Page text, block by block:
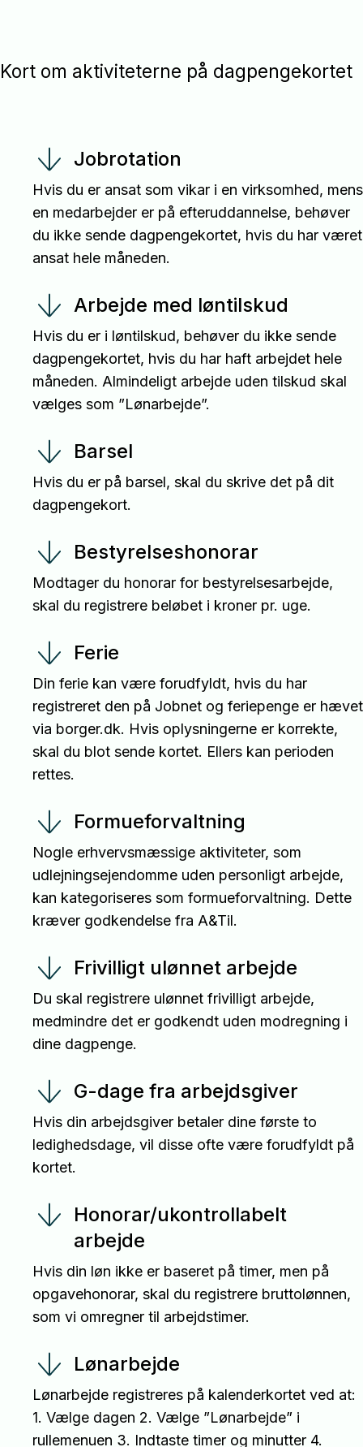
Kort om aktiviteterne på dagpengekortet
Jobrotation
Hvis du er ansat som vikar i en virksomhed, mens
en medarbejder er på efteruddannelse, behøver
du ikke sende dagpengekortet, hvis du har været
ansat hele måneden.
Arbejde med løntilskud
Hvis du er i løntilskud, behøver du ikke sende
dagpengekortet, hvis du har haft arbejdet hele
måneden. Almindeligt arbejde uden tilskud skal
vælges som ”Lønarbejde”.
Barsel
Hvis du er på barsel, skal du skrive det på dit
dagpengekort.
Bestyrelseshonorar
Modtager du honorar for bestyrelsesarbejde,
skal du registrere beløbet i kroner pr. uge.
Ferie
Din ferie kan være forudfyldt, hvis du har
registreret den på Jobnet og feriepenge er hævet
via borger.dk. Hvis oplysningerne er korrekte,
skal du blot sende kortet. Ellers kan perioden
rettes.
Formueforvaltning
Nogle erhvervsmæssige aktiviteter, som
udlejningsejendomme uden personligt arbejde,
kan kategoriseres som formueforvaltning. Dette
kræver godkendelse fra A&Til.
Frivilligt ulønnet arbejde
Du skal registrere ulønnet frivilligt arbejde,
medmindre det er godkendt uden modregning i
dine dagpenge.
G-dage fra arbejdsgiver
Hvis din arbejdsgiver betaler dine første to
ledighedsdage, vil disse ofte være forudfyldt på
kortet.
Honorar/ukontrollabelt
arbejde
Hvis din løn ikke er baseret på timer, men på
opgavehonorar, skal du registrere bruttolønnen,
som vi omregner til arbejdstimer.
Lønarbejde
Lønarbejde registreres på kalenderkortet ved at:
1. Vælge dagen 2. Vælge ”Lønarbejde” i
rullemenuen 3. Indtaste timer og minutter 4.